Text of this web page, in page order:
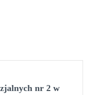
nr 2 w